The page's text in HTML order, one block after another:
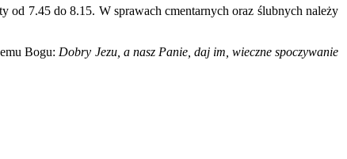
od 7.45 do 8.15. W sprawach cmentarnych oraz ślubnych należy
Bogu: Dobry Jezu, a nasz Panie, daj im, wieczne spoczywanie